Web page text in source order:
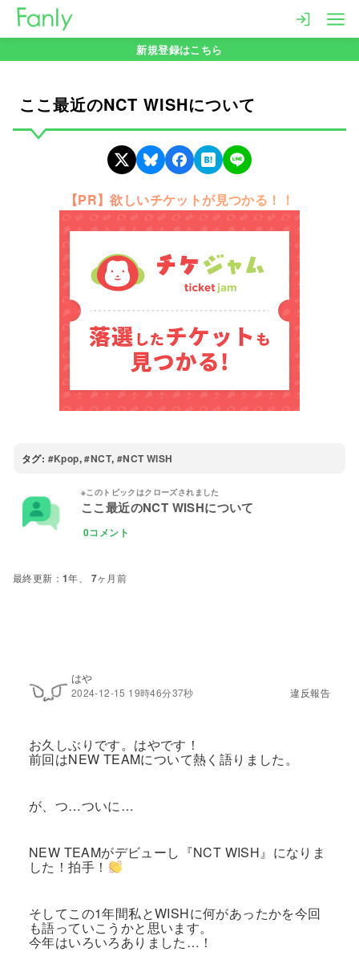
新規登録はこちら
ここ最近のNCT WISHについて
【PR】欲しいチケットが見つかる！！
タグ: Kpop, NCT, NCT WISH
ここ最近のNCT WISHについて
0コメント
1年、 7ヶ月前
はや
2024-12-15 19時46分37秒 違反報告
お久しぶりです。はやです！
前回はNEW TEAMについて熱く語りました。
が、つ…ついに…
NEW TEAMがデビューし『NCT WISH』になりま
した！拍手！
そしてこの1年間私とWISHに何があったかを今回
も語っていこうかと思います。
今年はいろいろありました…！